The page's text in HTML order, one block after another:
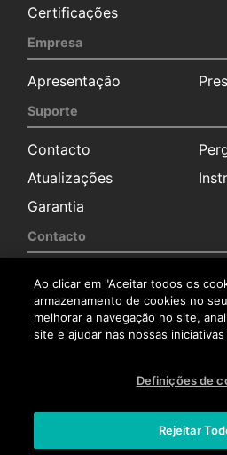
Certificações
Empresa
Apresentação
Suporte
Contacto
Atualizações
Garantia
Contacto
informação
Serviço pós-venda
Ao clicar em "Aceitar todos os
armazenamento de cookies no
melhorar a navegação no site,
site e ajudar nas nossas
Definições de
Rejeitar